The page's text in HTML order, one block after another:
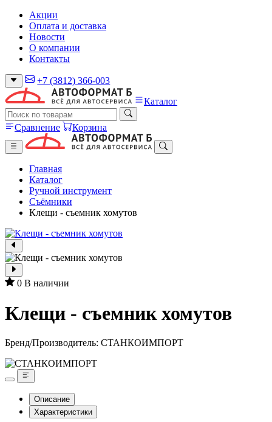
Акции
Оплата и доставка
Новости
О компании
Контакты
+7 (3812) 366-003
Каталог
Сравнение Корзина
Главная
Каталог
Ручной инструмент
Съёмники
Клещи - съемник хомутов
0 В наличии
Клещи - съемник хомутов
Бренд/Производитель: СТАНКОИМПОРТ
Описание
Характеристики